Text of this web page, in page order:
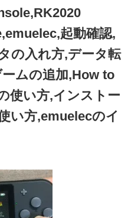
起動確認,
の入れ方,データ転
ムの追加,How to
使い方,インストー
い方,emuelecのイ